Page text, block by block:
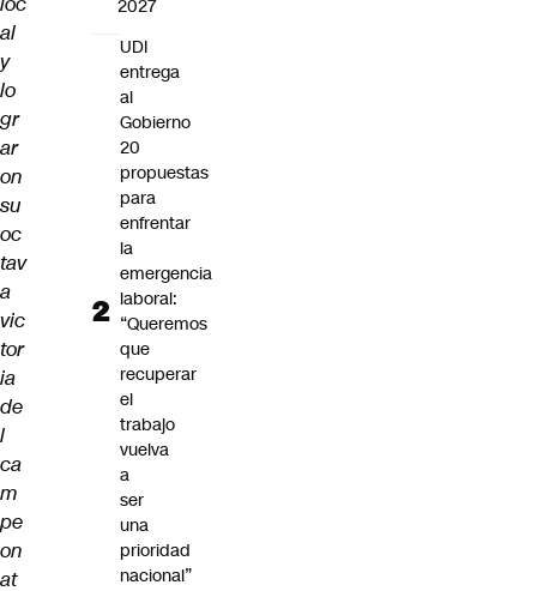
al
y
lo
gr
ar
on
su
oc
tav
a
vic
tor
ia
de
l
ca
m
pe
on
at
2027
UDI
entrega
al
Gobierno
20
propuestas
para
enfrentar
la
emergencia
laboral:
“Queremos
que
recuperar
el
trabajo
vuelva
a
ser
una
prioridad
nacional”